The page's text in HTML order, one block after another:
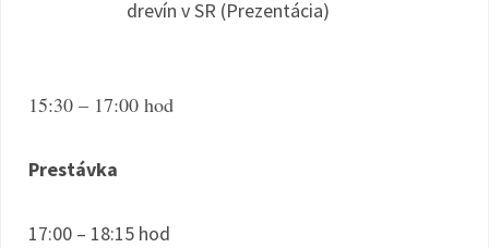
drevín v SR (Prezentácia)
15:30 – 17:00 hod
Prestávka
17:00 – 18:15 hod